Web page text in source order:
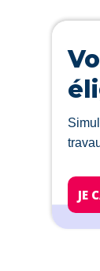
JE